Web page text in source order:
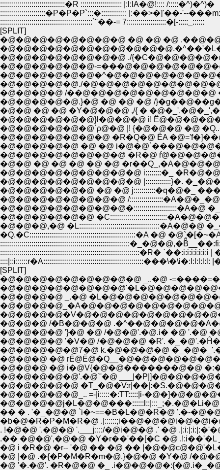
:::::::::::::::::::::::::::::::::�R ::::::::::::::::::::: |:l:lA�@!:::: /:::::�^)�^)�
:::::::::::::::::::::::�P�P�P`:::�::::::::::::: |:��>�]'��-'--
:::::::::::::::::::::::::::::::::::::::::::::::`''��-= 7::::::::::::::::::::�[-:::::_::::::
[SPLIT]
�@�@�@�@�@�@�@�@ �@ �@ �@
�@�@�@�@�@�@�@�@ ./
�@�@�@�@�@�@-
�@�@�@�@�@./
�@�@�@�@ /��@�@�@�@�@�@�@�@�@
�@�@�@�@�@.}�@ �@ �@ �@ /
�@�@ �@ �@ �Y�@�@�@ ,/{ �
�@�@�@�@�@�@}l�@�@�@ i!
�@�@�@�@�@�@`ρ@�@ |! {�@�@�@ �@
�@�@�@�@�@�@�@ �R�Q�@ ЁA
�@�@�@�@�@ �@ �@
�@�@�@�@�@�@�@�@ �R�@
�@�@ �@ �@ �@ �@ �@
�@�@�@�@�@�@�@�@�@ i::::::::�_
�@�@�@�@�@�@�@�@�@ |:::::::::::::}�.
�@�@�@�@�@�@�@�@ /
�@�@�@�@�@�@�@�@�::::::::::::::::::::::�A�@
�@�@�@�@�@�@
�@�@�@,�@ �L:::::::::::::::::::::::::::::::::::::::::�A�@�@
�Q.�C::::::::::::::::::::::::::::::::::::::::::::::::::::::�A �@
:::::::::::::::::::::::::::::::::::::::::::::::::::::::::::::::::::::::�R�
[SPLIT]
�@�@�@�@�@�@�@�@�@ _..�@ -
�@�@�@�@ _.�@
�@�@�@ /�B�@�@�@
�@�@�@�@ '}�@ �@ /�@�@'.�@.i� �@ '.�@
�@�@�@�@ '�V�@ /�@�@�@ �R'.
�@�@�@�@�@7�@ k.�@�@�@�@
�@�@�@ �@
�@�@�@ �@ i�@V{�@�@�������@�@
�@�@�@�@�@'.�@`'�@
�@�@�@�@�@
�@�@�@�@�@_.. =-|i:::::�:TT:::::|i-
�� � . '�_�@�@ `i�~==�B�L�@�R�@ '.�-
�b�@�R�P�M�R�@
. !�@�@ '.�@�@ '.___j::::/�@i�@�@ .' �@
.�� �@�@',�@�@ �Y�r��'��[�C �@ .!:i��'�L
�@ i �R�@ �r-- '�@ �� �@ ��
�@ |�@ .�{�P�M�R�m�@.}�@�@ �Y�@ /
�@ '�.�@'. �R�@�@ �_